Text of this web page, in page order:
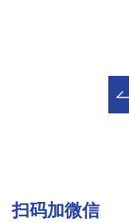
扫码加微信